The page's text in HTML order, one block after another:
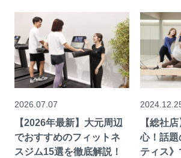
2026.07.07
【2026年最新】大元周辺
でおすすめのフィットネ
スジム15選を徹底解説！
【総社
心！話題
ティス